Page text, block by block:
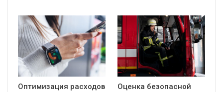
Оптимизация расходов
Оценка безопасной